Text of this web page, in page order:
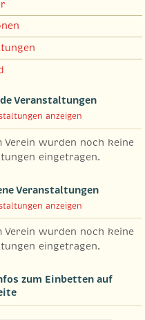
Veranstaltungen
anzeigen
Verein wurden noch keine
eingetragen.
Veranstaltungen
anzeigen
Verein wurden noch keine
eingetragen.
zum Einbetten auf